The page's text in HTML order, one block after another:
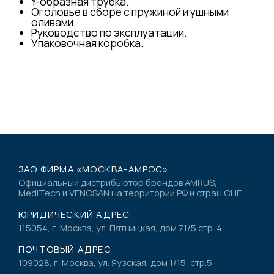
Оголовье в сборе с пружиной и ушными
оливами.
Руководство по эксплуатации.
Упаковочная коробка.
ЗАО ФИРМА «МОСКВА-АМРОС»
Официальный дистрибьютор брендов AMRUS,
MediTech и VENOSAN на территории РФ и стран СНГ.
ЮРИДИЧЕСКИЙ АДРЕС
115054, г. Москва, ул. Пятницкая, дом 71/5 стр. 4.
ПОЧТОВЫЙ АДРЕС
109028, г. Москва, ул. Яузская, дом 1/15, стр.5